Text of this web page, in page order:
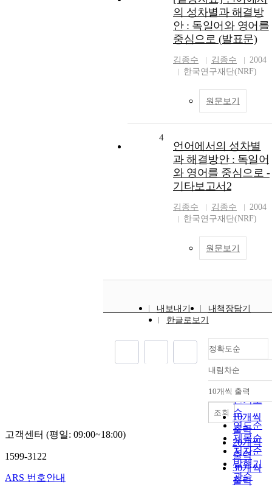
의 성차별과 해결방
안 : 독일어와 영어를
중심으로 (발표문)
김종수 김종수
2004
한국연구재단(NRF)
원문보기
4
언어에서의 성차별
과 해결방안 : 독일어
와 영어를 중심으로 -
기타보고서2
김종수 김종수
2004
한국연구재단(NRF)
원문보기
내보내기
내책장담기
한글로보기
정확도순
정확도
순
인기도
순
연도순
제목순
저자순
발행기
관순
내림차순
내림차순
10개씩 출력
10개씩
출력
20개씩
출력
30개씩
출력
조회
고객센터 (평일: 09:00~18:00)
1599-3122
ARS 번호안내